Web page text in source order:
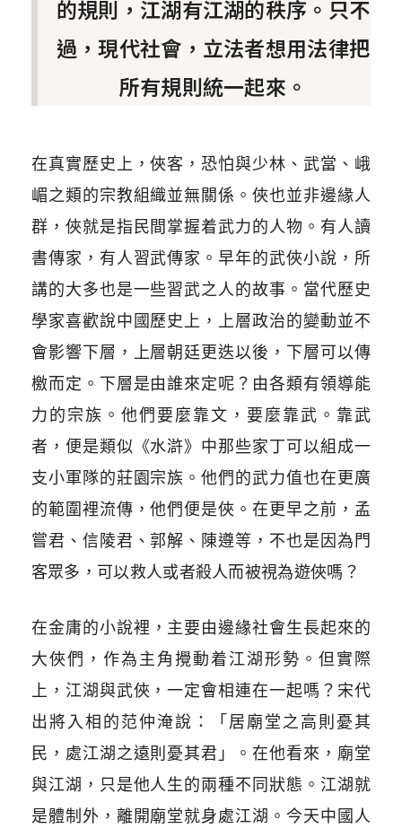
的規則，江湖有江湖的秩序。只不
過，現代社會，立法者想用法律把
所有規則統一起來。
在真實歷史上，俠客，恐怕與少林、武當、峨
嵋之類的宗教組織並無關係。俠也並非邊緣人
群，俠就是指民間掌握着武力的人物。有人讀
書傳家，有人習武傳家。早年的武俠小說，所
講的大多也是一些習武之人的故事。當代歷史
學家喜歡說中國歷史上，上層政治的變動並不
會影響下層，上層朝廷更迭以後，下層可以傳
檄而定。下層是由誰來定呢？由各類有領導能
力的宗族。他們要麼靠文，要麼靠武。靠武
者，便是類似《水滸》中那些家丁可以組成一
支小軍隊的莊園宗族。他們的武力值也在更廣
的範圍裡流傳，他們便是俠。在更早之前，孟
嘗君、信陵君、郭解、陳遵等，不也是因為門
客眾多，可以救人或者殺人而被視為遊俠嗎？
在金庸的小說裡 ，主要由邊緣社會生長起來的
大俠們，作為主角攪動着江湖形勢。但實際
上，江湖與武俠，一定會相連在一起嗎？宋代
出將入相的范仲淹說：「居廟堂之高則憂其
民，處江湖之遠則憂其君」。在他看來，廟堂
與江湖，只是他人生的兩種不同狀態。江湖就
是體制外，離開廟堂就身處江湖。今天中國人